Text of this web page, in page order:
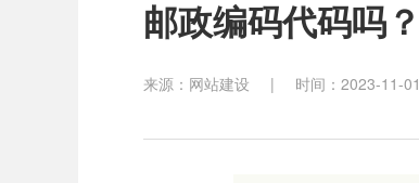
邮政编码代码吗？
来源：网站建设 | 时间：2023-11-01